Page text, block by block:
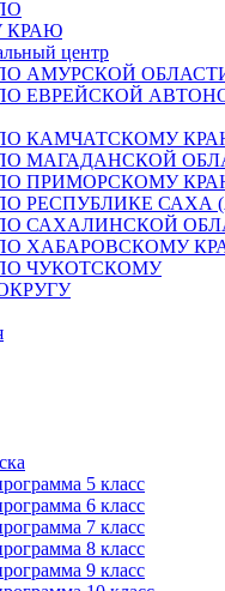
КРАЮ
центр
АМУРСКОЙ
ЕВРЕЙСКОЙ
КАМЧАТСКОМУ
МАГАДАНСКОЙ
ПРИМОРСКОМУ
РЕСПУБЛИКЕ САХА
САХАЛИНСКОЙ
ХАБАРОВСКОМУ
ЧУКОТСКОМУ
5 класс
6 класс
7 класс
8 класс
9 класс